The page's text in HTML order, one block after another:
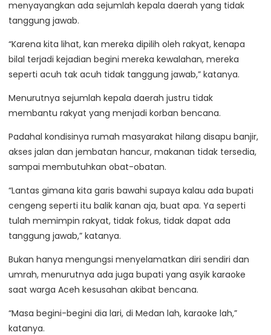
menyayangkan ada sejumlah kepala daerah yang tidak
tanggung jawab.
“Karena kita lihat, kan mereka dipilih oleh rakyat, kenapa
bilal terjadi kejadian begini mereka kewalahan, mereka
seperti acuh tak acuh tidak tanggung jawab,” katanya.
Menurutnya sejumlah kepala daerah justru tidak
membantu rakyat yang menjadi korban bencana.
Padahal kondisinya rumah masyarakat hilang disapu banjir,
akses jalan dan jembatan hancur, makanan tidak tersedia,
sampai membutuhkan obat-obatan.
“Lantas gimana kita garis bawahi supaya kalau ada bupati
cengeng seperti itu balik kanan aja, buat apa. Ya seperti
tulah memimpin rakyat, tidak fokus, tidak dapat ada
tanggung jawab,” katanya.
Bukan hanya mengungsi menyelamatkan diri sendiri dan
umrah, menurutnya ada juga bupati yang asyik karaoke
saat warga Aceh kesusahan akibat bencana.
“Masa begini-begini dia lari, di Medan lah, karaoke lah,”
katanya.